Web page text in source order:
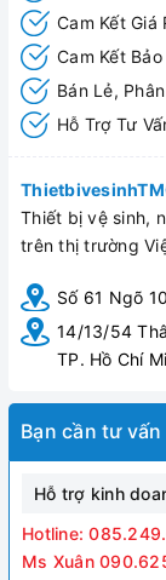
Cam Kết Giá
Cam Kết
Bán Lẻ,
Hỗ Trợ Tư
Thiết bị vệ sinh,
trên thị trường
Số 61 Ngõ
14/13/54
TP. Hồ Chí
Bạn cần tư
Hỗ trợ kinh
Hotline:
Ms Xuân